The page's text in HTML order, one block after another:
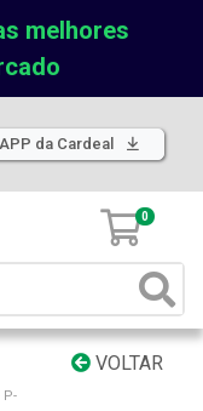
melhores
da Cardeal
0
VOLTAR
P-